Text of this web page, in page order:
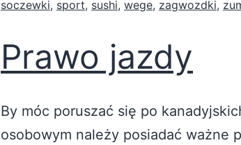
soczewki, sport, sushi, wege, zagwozdki,
Prawo jazdy
By móc poruszać się po
osobowym należy posiadać ważne